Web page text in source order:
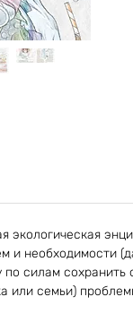
и необходимости
силам
или семьи)